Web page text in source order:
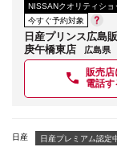
NISSANクオリティショ
今すぐ予約対象
日産プリンス広島
庚午橋東店
広島県
販売店
電話す
日産 日産プレミアム認定